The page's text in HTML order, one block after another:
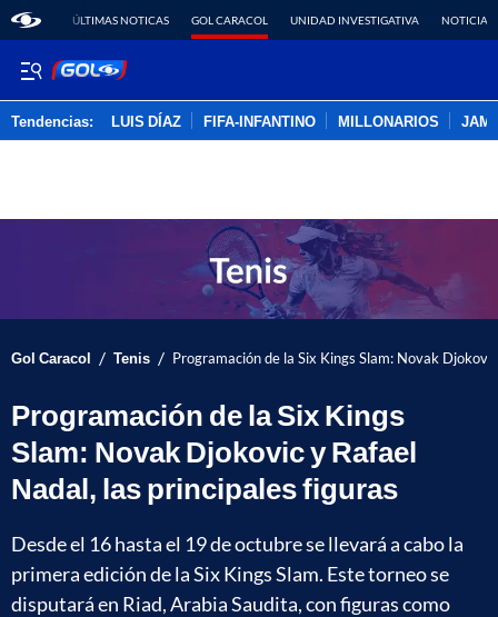
ÚLTIMAS NOTICAS GOL CARACOL UNIDAD INVESTIGATIVA NOTICIAS
Tendencias: LUIS DÍAZ FIFA-INFANTINO MILLONARIOS
Gol Caracol / Tenis / Programación de la Six Kings Slam: Novak
Programación de la Six Kings
Slam: Novak Djokovic y Rafael
Nadal, las principales figuras
Desde el 16 hasta el 19 de octubre se llevará a cabo la
primera edición de la Six Kings Slam. Este torneo se
disputará en Riad, Arabia Saudita, con figuras como